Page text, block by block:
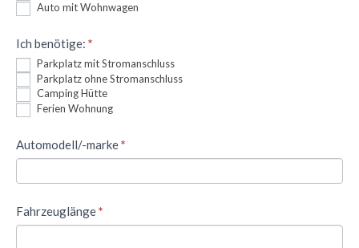
Auto mit Wohnwagen
Ich benötige: *
Parkplatz mit Stromanschluss
Parkplatz ohne Stromanschluss
Camping Hütte
Ferien Wohnung
Automodell/-marke*
Fahrzeuglänge*